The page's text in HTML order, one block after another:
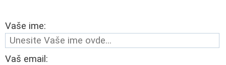
Vaše ime:
Vaš email: